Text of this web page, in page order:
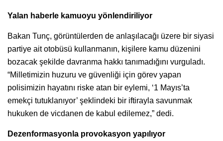
Yalan haberle kamuoyu yönlendiriliyor
Bakan Tunç, görüntülerden de anlaşılacağı üzere bir siyasi
partiye ait otobüsü kullanmanın, kişilere kamu düzenini
bozacak şekilde davranma hakkı tanımadığını vurguladı.
“Milletimizin huzuru ve güvenliği için görev yapan
polisimizin hayatını riske atan bir eylemi, ‘1 Mayıs’ta
emekçi tutuklanıyor’ şeklindeki bir iftirayla savunmak
hukuken de vicdanen de kabul edilemez,” dedi.
Dezenformasyonla provokasyon yapılıyor